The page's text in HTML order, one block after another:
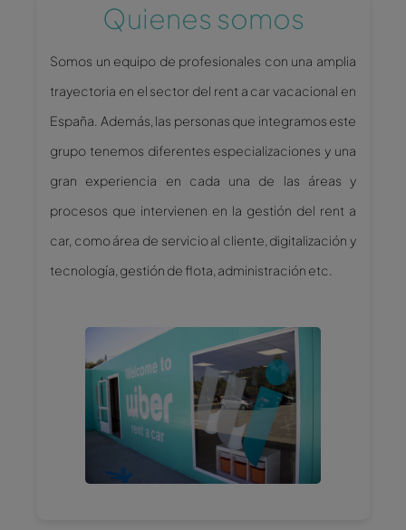
Quienes somos
Somos un equipo de profesionales con una amplia
trayectoria en el sector del rent a car vacacional en
España. Además, las personas que integramos este
grupo tenemos diferentes especializaciones y una
gran experiencia en cada una de las áreas y
procesos que intervienen en la gestión del rent a
car, como área de servicio al cliente, digitalización y
tecnología, gestión de flota, administración etc.